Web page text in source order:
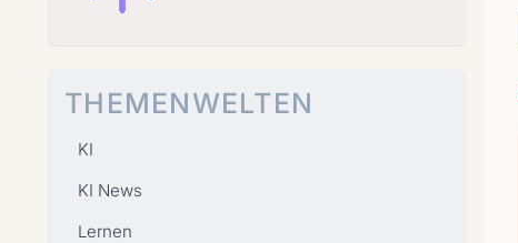
THEMENWELTEN
KI
KI News
Lernen